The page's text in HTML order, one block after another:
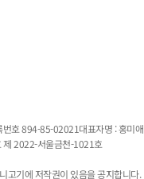
번호 894-85-02021대표자명 : 홍미애
제 2022-서울금천-1021호
고기에 저작권이 있음을 공지합니다.